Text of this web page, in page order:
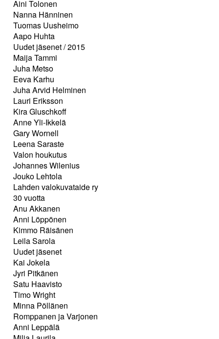
Aini Tolonen
Nanna Hänninen
Tuomas Uusheimo
Aapo Huhta
Uudet jäsenet / 2015
Maija Tammi
Juha Metso
Eeva Karhu
Juha Arvid Helminen
Lauri Eriksson
Kira Gluschkoff
Anne Yli-Ikkelä
Gary Wornell
Leena Saraste
Valon houkutus
Johannes Wilenius
Jouko Lehtola
Lahden valokuvataide ry
30 vuotta
Anu Akkanen
Anni Löppönen
Kimmo Räisänen
Leila Sarola
Uudet jäsenet
Kai Jokela
Jyri Pitkänen
Satu Haavisto
Timo Wright
Minna Pöllänen
Romppanen ja Varjonen
Anni Leppälä